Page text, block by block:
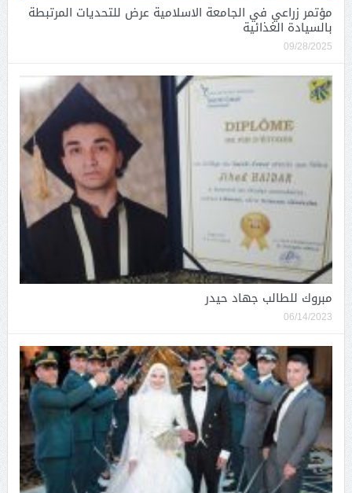
مؤتمر زراعي في الجامعة الاسلامية عرض للتحديات المرتبطة
بالسيادة الغذائية
09/28/2025
مبروك للطالب جهاد حيدر
06/14/2023